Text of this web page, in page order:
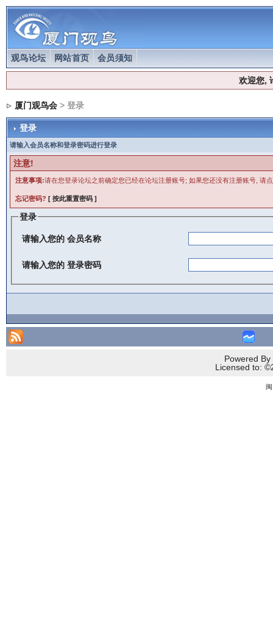
观鸟论坛 网站首页 会员须知
欢迎您,
厦门观鸟会> 登录
登录
请输入会员名称和登录密码进行登录
注意!
注意事项:请在您登录论坛之前确定您已经在论坛注册账号; 如果您还没有注册账号, 请
忘记密码? [ 按此重置密码 ]
登录
请输入您的会员名称
请输入您的登录密码
Powered
Licensed to: